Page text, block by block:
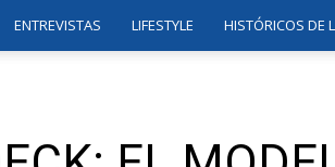
ENTREVISTAS LIFESTYLE HISTÓRICOS DE